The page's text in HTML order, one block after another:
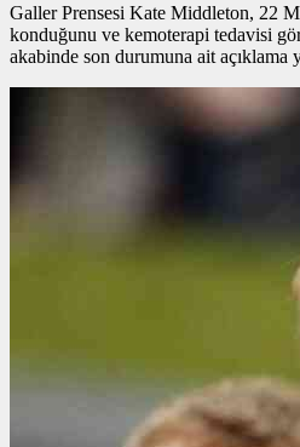
Galler Prensesi Kate Middleton, 22
konduğunu ve kemoterapi tedavisi
akabinde son durumuna ait açıklama